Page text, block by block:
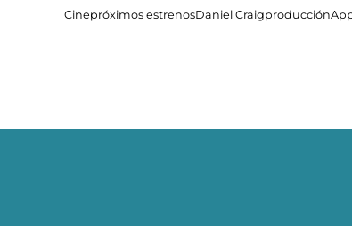
Cinepróximos estrenosDaniel Craigproducción